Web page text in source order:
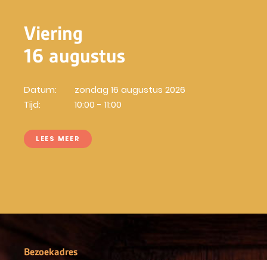
Viering
16 augustus
Datum:
Tijd:
zondag 16 augustus 2026
10:00 - 11:00
LEES MEER
Bezoekadres